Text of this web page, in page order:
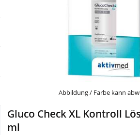
Täglich gut versorgt
Nahrungsergänzung
Natur & Homöopathie
Abbildung / Farbe kann
Gluco Check XL Kontroll
ml